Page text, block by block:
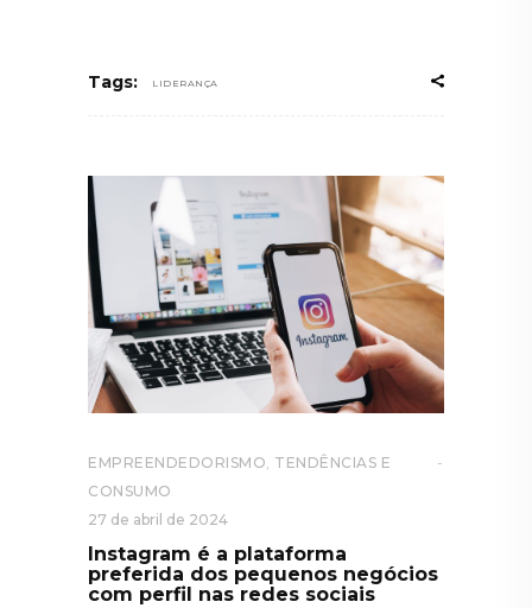
Tags: LIDERANÇA
EMPREENDEDORISMO, TENDÊNCIAS E
CONSUMO
27 de abril de 2024
Instagram é a plataforma
preferida dos pequenos negócios
com perfil nas redes sociais